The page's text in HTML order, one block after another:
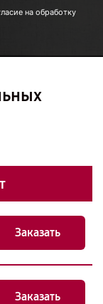
на обработку
Заказать
Заказать